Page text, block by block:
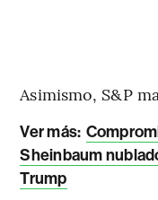
Asimismo, S&P
Ver más:
Sheinbaum
Trump